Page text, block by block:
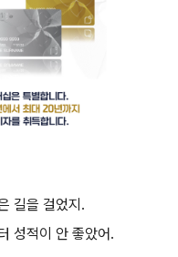
길을 걸었지.
성적이 안 좋았어.